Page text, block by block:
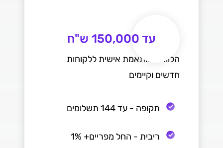
עד 150,000 ש"ח
הלוואה מותאמת אישית ללקוחות
חדשים וקיימים
תקופה - עד 144 תשלומים
ריבית - החל מפריים+ 1%